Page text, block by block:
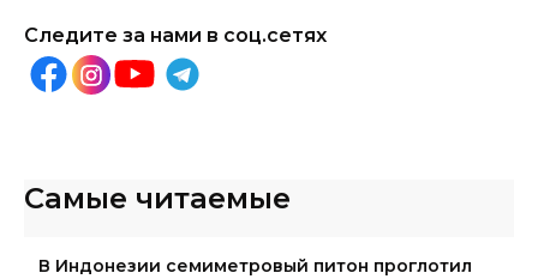
Следите за нами в соц.сетях
Самые читаемые
В Индонезии семиметровый питон проглотил